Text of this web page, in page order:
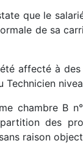
que le
de sa
affecté à
chambre B
des
raison